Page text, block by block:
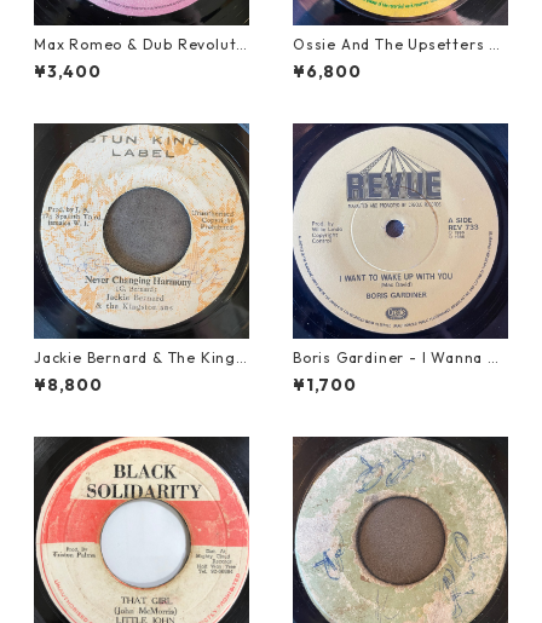
Max Romeo & Dub Revoluti
onaries - Juks We A Juks【1
0-90000】
¥3,400
Ossie And The Upsetters -
True Love【7-22000】
¥6,800
Jackie Bernard & The Kings
tonians - Never Changing H
armony【7-21948】
¥8,800
Boris Gardiner - I Wanna W
ake Up With You【7-2192
4】
¥1,700